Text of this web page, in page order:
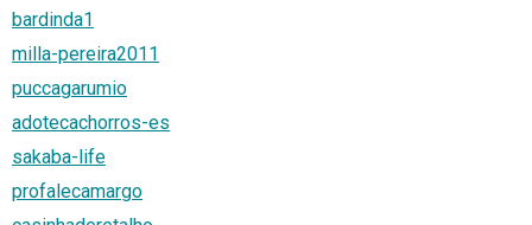
bardinda1
milla-pereira2011
puccagarumio
adotecachorros-es
sakaba-life
profalecamargo